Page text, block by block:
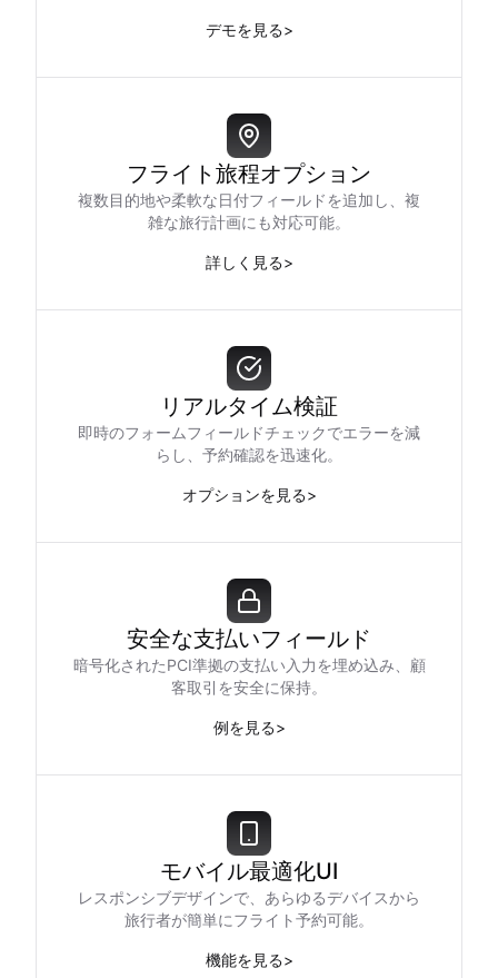
デモを見る>
フライト旅程オプション
複数目的地や柔軟な日付フィールドを追加し、複
雑な旅行計画にも対応可能。
詳しく見る>
リアルタイム検証
即時のフォームフィールドチェックでエラーを減
らし、予約確認を迅速化。
オプションを見る>
安全な支払いフィールド
暗号化されたPCI準拠の支払い入力を埋め込み、顧
客取引を安全に保持。
例を見る>
モバイル最適化UI
レスポンシブデザインで、あらゆるデバイスから
旅行者が簡単にフライト予約可能。
機能を見る>